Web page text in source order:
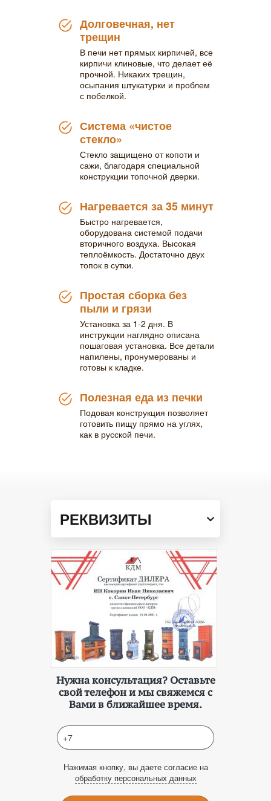
Долговечная, нет
трещин
В печи нет прямых кирпичей, все
кирпичи клиновые, что делает её
прочной. Никаких трещин,
осыпания штукатурки и проблем
с побелкой.
Система «чистое
стекло»
Стекло защищено от копоти и
сажи, благодаря специальной
конструкции топочной дверки.
Нагревается за 35 минут
Быстро нагревается,
оборудована системой подачи
вторичного воздуха. Высокая
теплоёмкость. Достаточно двух
топок в сутки.
Простая сборка без
пыли и грязи
Установка за 1-2 дня. В
инструкции наглядно описана
пошаговая установка. Все детали
напилены, пронумерованы и
готовы к кладке.
Полезная еда из печки
Подовая конструкция позволяет
готовить пищу прямо на углях,
как в русской печи.
РЕКВИЗИТЫ
Нужна консультация? Оставьте
свой телефон и мы свяжемся с
Вами в ближайшее время.
Нажимая кнопку, вы даете согласие на
обработку персональных данных